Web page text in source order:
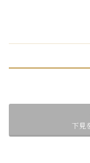
下見